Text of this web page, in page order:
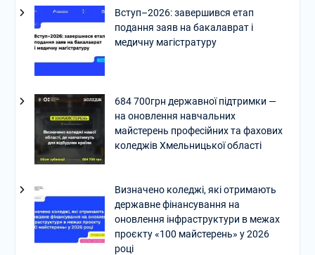
Вступ–2026: завершився етап
подання заяв на бакалаврат і
медичну магістратуру
684 700грн державної підтримки —
на оновлення навчальних
майстерень професійних та фахових
коледжів Хмельницької області
Визначено коледжі, які отримають
державне фінансування на
оновлення інфраструктури в межах
проєкту «100 майстерень» у 2026
році